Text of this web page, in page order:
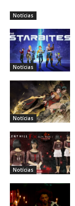
Notícias
Notícias
Notícias
Notícias